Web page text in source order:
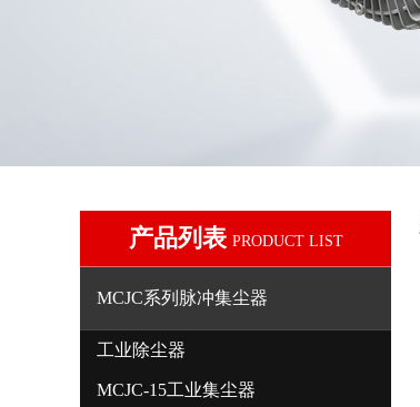
产品列表 PRODUCT LIST
MCJC系列脉冲集尘器
工业除尘器
MCJC-15工业集尘器